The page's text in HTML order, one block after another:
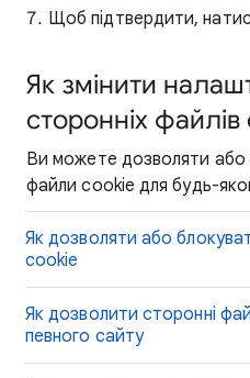
Щоб підтвердити,
Як змінити
сторонніх
Ви можете дозволяти або
файли cookie для будь-
Як дозволяти або
cookie
Як дозволити сторонні
певного сайту